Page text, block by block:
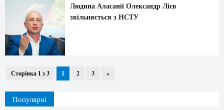
Людина Аласанії Олександр Лієв
звільняється з НСТУ
Сторінка 1 з 3 1 2 3 »
Популярні